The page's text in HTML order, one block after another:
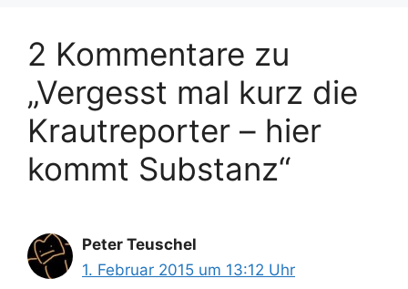
2 Kommentare zu
„Vergesst mal kurz die
Krautreporter – hier
kommt Substanz“
Peter Teuschel
1. Februar 2015 um 13:12 Uhr